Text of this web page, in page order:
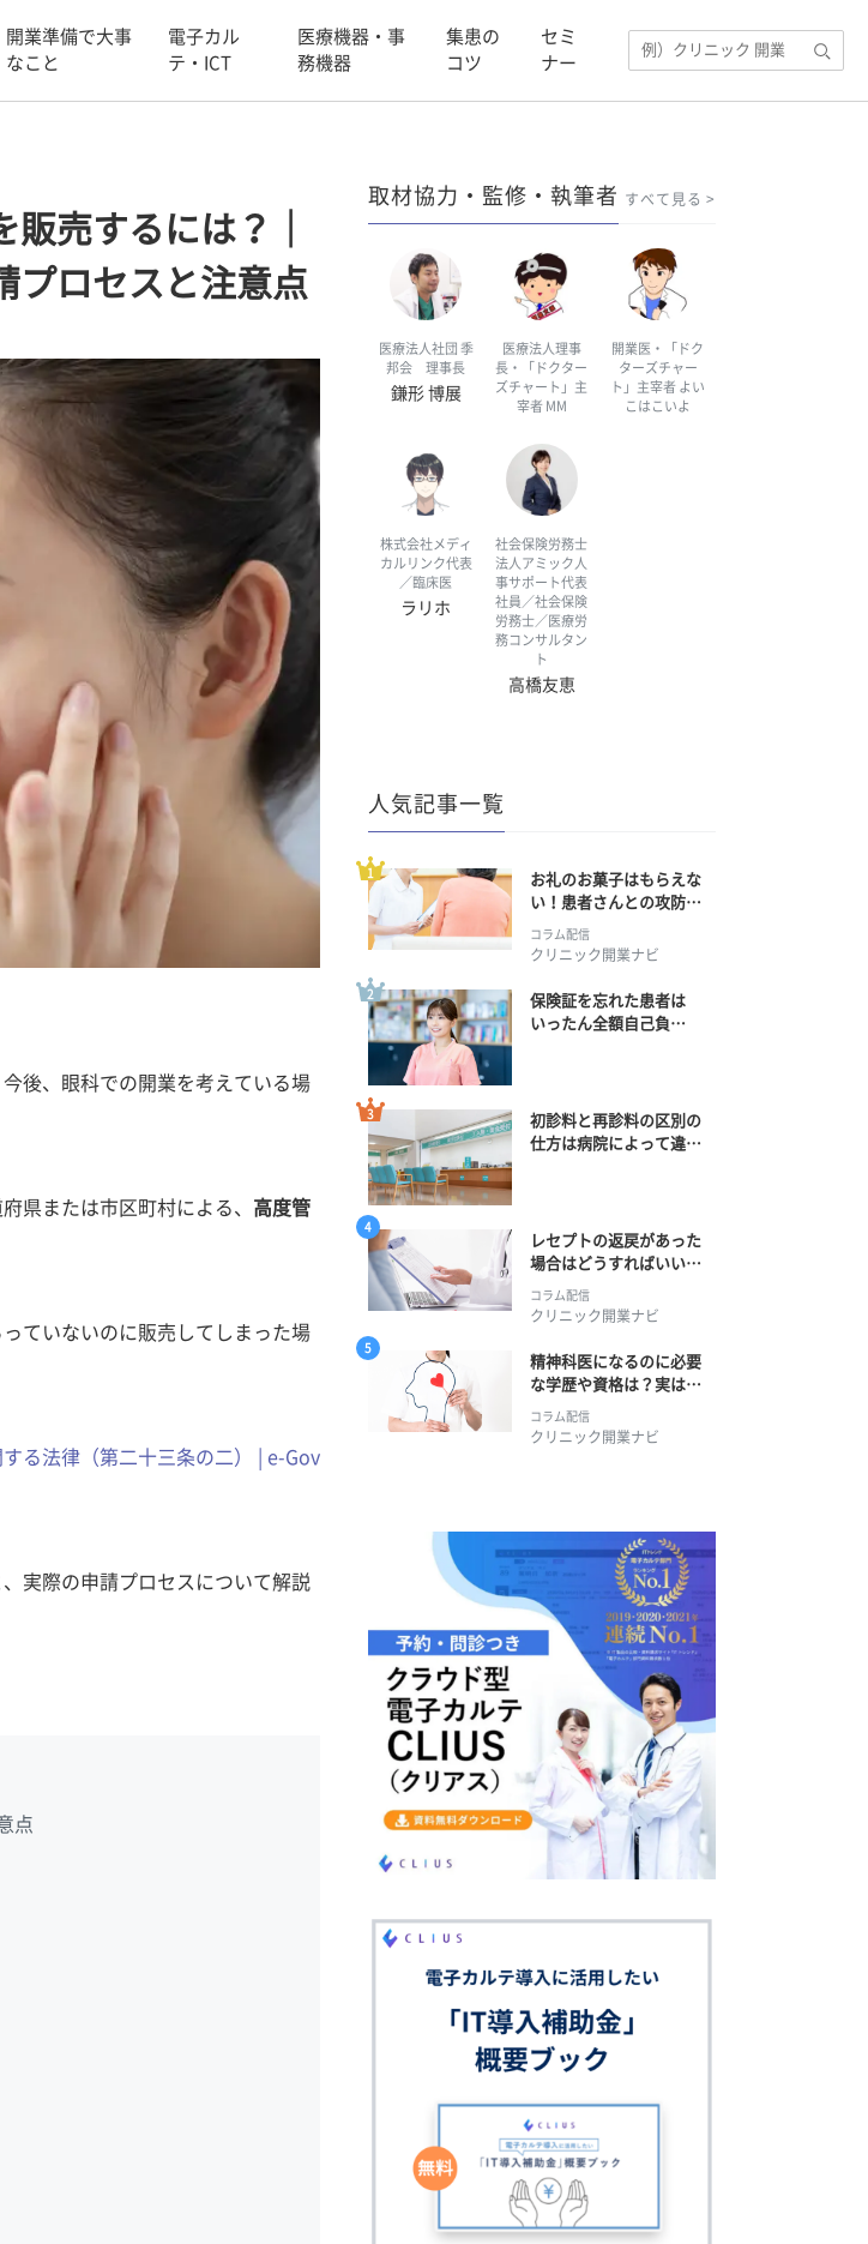
開業準備で大事
なこと
電子カル
テ・ICT
医療機器・事
務機器
集患の
コツ
セミ
ナー
売するには？｜
プロセスと注意点
後、眼科での開業を考えている場
県または市区町村による、 高度管
ていないのに販売してしまった場
る法律（第二十三条の二） | e-Gov
実際の申請プロセスについて解説
点
取材協力・監修・執筆者 すべて見る
医療法人社団 季
邦会 理事長
鎌形 博展
医療法人理事
長・「ドクター
ズチャート」主
宰者 MM
開業医・「ドク
ターズチャー
ト」主宰者 よい
こはこいよ
株式会社メディ
カルリンク代表
／臨床医
ラリホ
社会保険労務士
法人アミック人
事サポート代表
社員／社会保険
労務士／医療労
務コンサルタン
ト
高橋友恵
人気記事一覧
お礼のお菓子はもらえな
い！患者さんとの攻防の
コラム配信
クリニック開業ナビ
保険証を忘れた患者は
いったん全額自己負
初診料と再診料の区別の
仕方は病院によって違
レセプトの返戻があった
場合はどうすればいい？
そのプロセスとは？
コラム配信
クリニック開業ナビ
精神科医になるのに必要
な学歴や資格は？実は学
士編入学からでも目指せ
る！
コラム配信
クリニック開業ナビ